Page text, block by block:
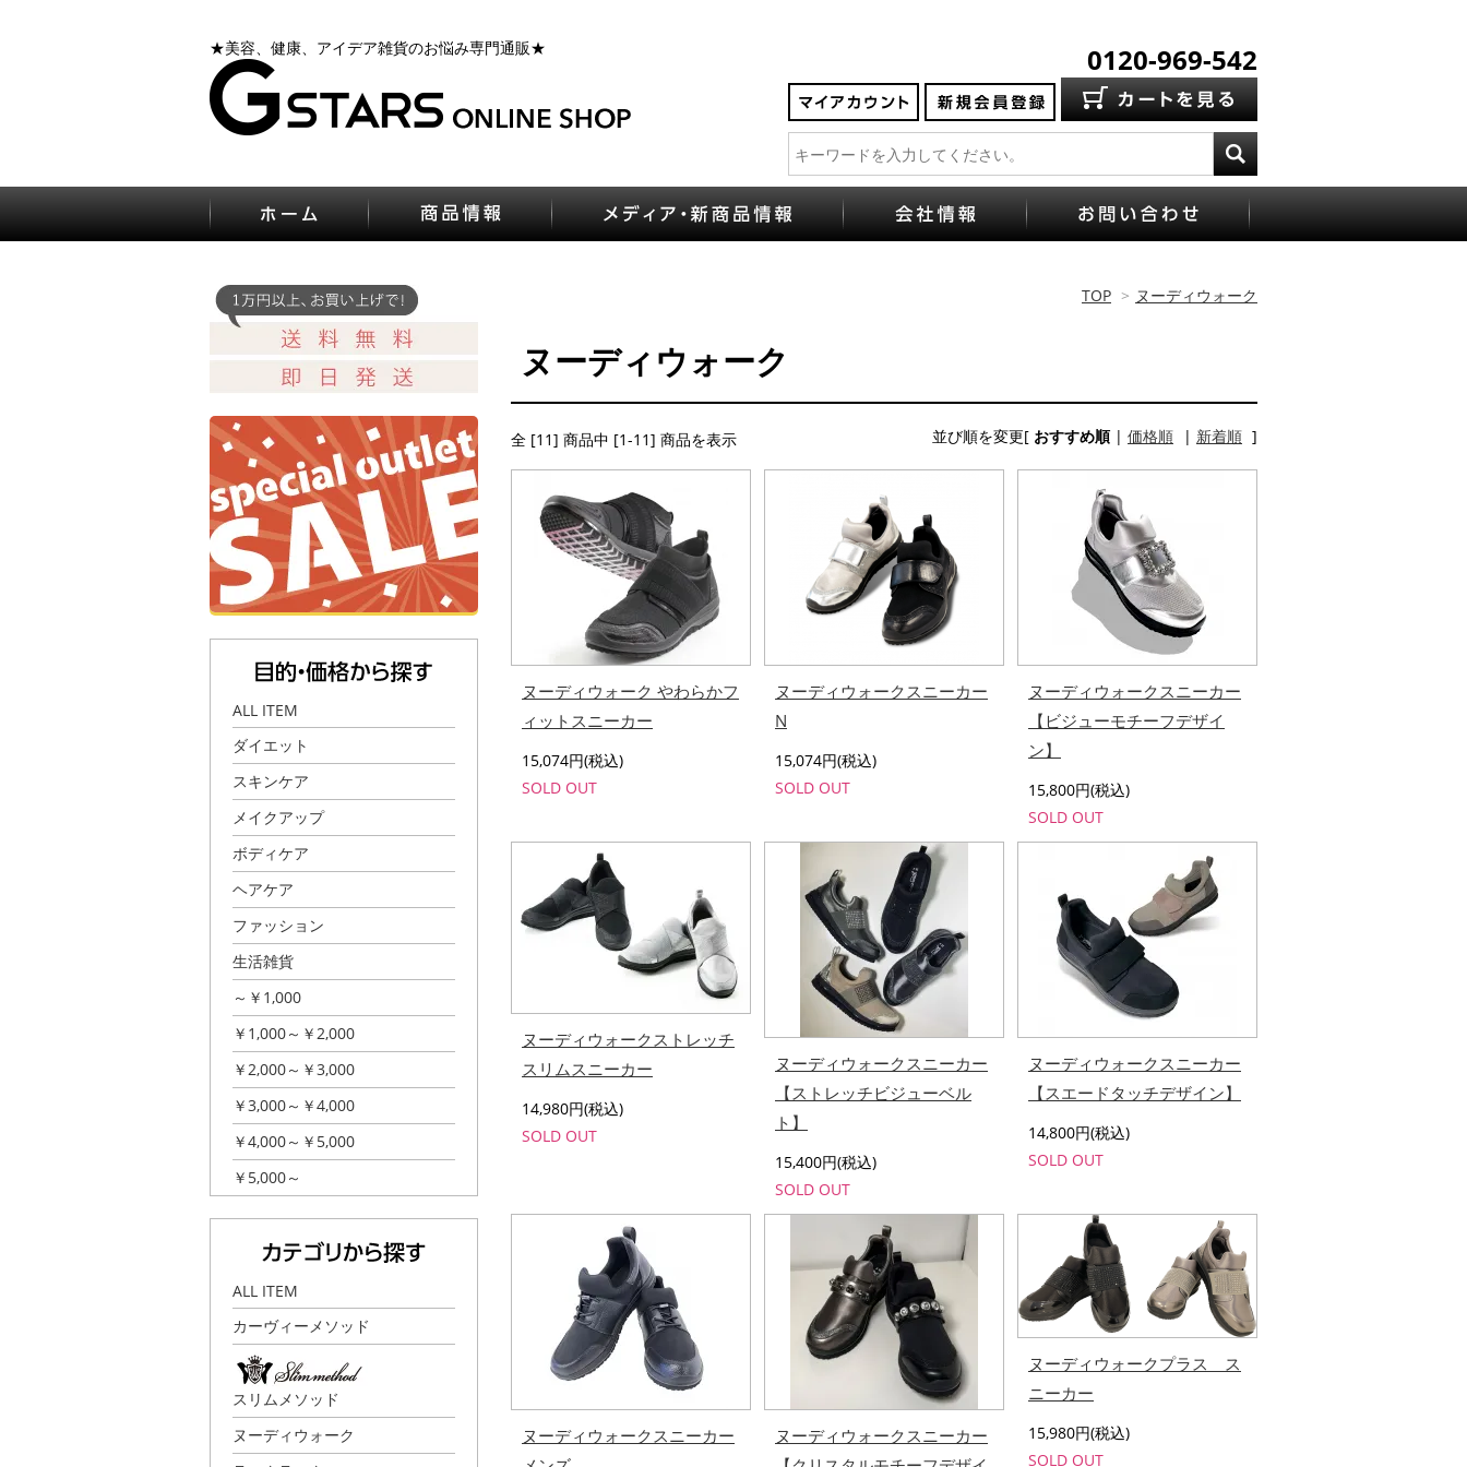
★美容、健康、アイデア雑貨のお悩み専門通販★ 0120-969-542
TOP > ヌーディウォーク
ヌーディウォーク
全 [11] 商品中 [1-11] 商品を表示 並び順を変更[ おすすめ順| 価格順 | 新着順 ]
ヌーディウォーク やわらかフ
ィットスニーカー
15,074円(税込)
SOLD OUT
ヌーディウォークスニーカー
N
15,074円(税込)
SOLD OUT
ヌーディウォークスニーカー
【ビジューモチーフデザイ
ン】
15,800円(税込)
SOLD OUT
ヌーディウォークストレッチ
スリムスニーカー
14,980円(税込)
SOLD OUT
ヌーディウォークスニーカー
【ストレッチビジューベル
ト】
15,400円(税込)
SOLD OUT
ヌーディウォークスニーカー
【スエードタッチデザイン】
14,800円(税込)
SOLD OUT
ヌーディウォークスニーカー
ヌーディウォークスニーカー
ヌーディウォークプラス ス
ニーカー
15,980円(税込)
SOLD OUT
ALL ITEM
ダイエット
スキンケア
メイクアップ
ボディケア
ヘアケア
ファッション
生活雑貨
～￥1,000
￥1,000～￥2,000
￥2,000～￥3,000
￥3,000～￥4,000
￥4,000～￥5,000
￥5,000～
ALL ITEM
カーヴィーメソッド
スリムメソッド
ヌーディウォーク